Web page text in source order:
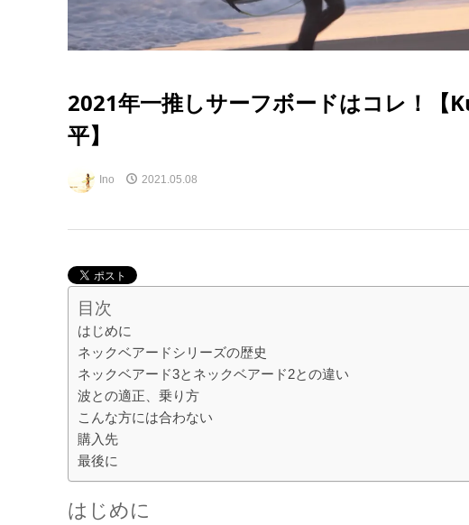
2021年一推しサーフボードはコレ！【
平】
Ino 2021.05.08
目次
はじめに
ネックベアードシリーズの歴史
ネックベアード3とネックベアード2との違い
波との適正、乗り方
こんな方には合わない
購入先
最後に
はじめに